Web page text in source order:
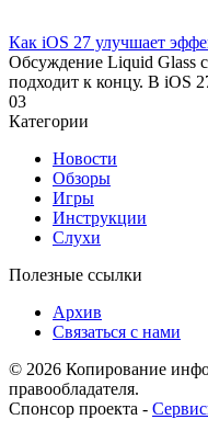
Как iOS 27 улучшает
Обсуждение Liquid Glass
подходит к концу. В iOS
03
Категории
Новости
Обзоры
Игры
Инструкции
Слухи
Полезные ссылки
Архив
Связаться с нами
© 2026 Копирование
правообладателя.
Спонсор проекта -